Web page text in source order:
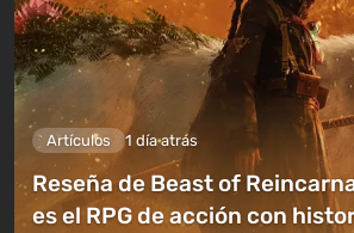
Artículos 1 día atrás
Reseña de Beast of
es el RPG de acción con